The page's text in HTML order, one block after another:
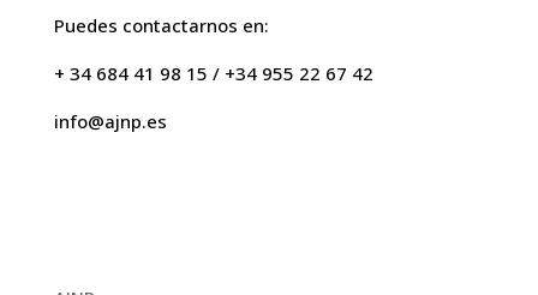
Puedes contactarnos en:
+ 34 684 41 98 15 / +34 955 22 67 42
info@ajnp.es